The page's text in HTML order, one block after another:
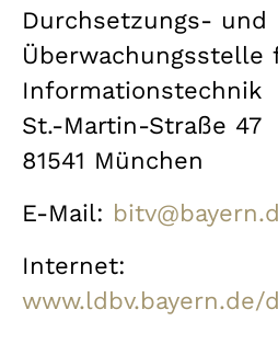
Durchsetzungs- und
Überwachungsstelle
Informationstechnik
St.-Martin-Straße 47
81541 München
E-Mail:
Internet: